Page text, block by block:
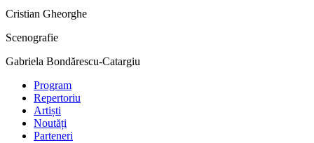
Cristian Gheorghe
Scenografie
Gabriela Bondărescu-Catargiu
Program
Repertoriu
Artiști
Noutăți
Parteneri